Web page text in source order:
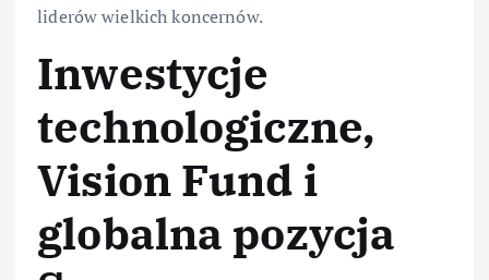
liderów wielkich koncernów.
Inwestycje
technologiczne,
Vision Fund i
globalna pozycja